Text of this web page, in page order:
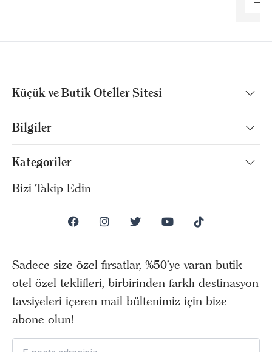
Küçük ve Butik Oteller Sitesi
Bilgiler
Kategoriler
Bizi Takip Edin
Sadece size özel fırsatlar, %50’ye varan butik
otel özel teklifleri, birbirinden farklı destinasyon
tavsiyeleri içeren mail bültenimiz için bize
abone olun!